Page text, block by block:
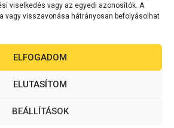
viselkedés vagy az egyedi azonosítók. A
vagy visszavonása hátrányosan befolyásolhat
ELFOGADOM
ELUTASÍTOM
BEÁLLÍTÁSOK
és
riasztások
Admin vagy a Document
küldeni a rendszergazdának,
amelyből egyértelműen